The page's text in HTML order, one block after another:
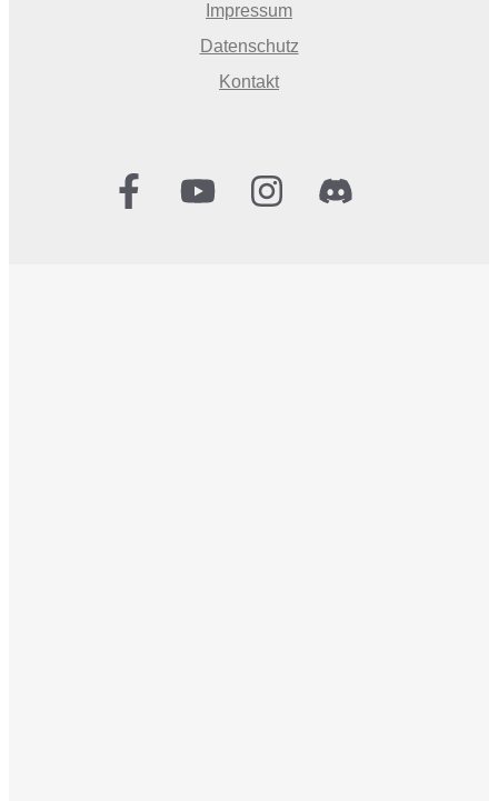
Impressum
Datenschutz
Kontakt